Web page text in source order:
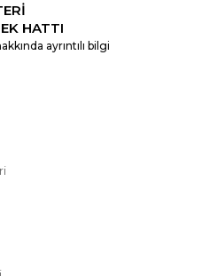
HATTI
ayrıntılı bilgi